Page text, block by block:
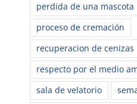
perdida de una mascota
proceso de cremación
recuperacion de cenizas
respecto por el medio
sala de velatorio